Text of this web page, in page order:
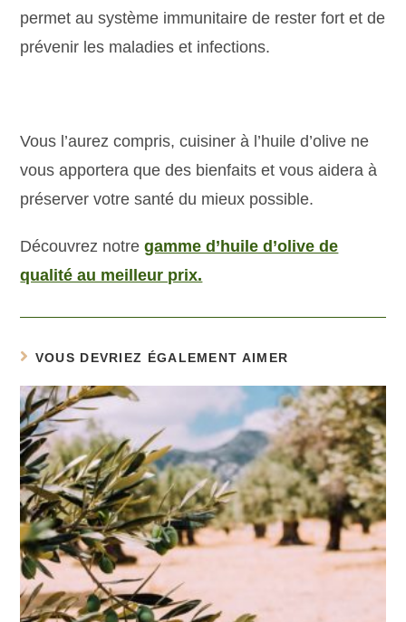
permet au système immunitaire de rester fort et de
prévenir les maladies et infections.
Vous l’aurez compris, cuisiner à l’huile d’olive ne
vous apportera que des bienfaits et vous aidera à
préserver votre santé du mieux possible.
Découvrez notregamme d’huile d’olive de
qualité au meilleur prix.
VOUS DEVRIEZ ÉGALEMENT AIMER